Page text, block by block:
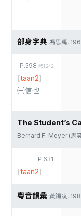
部身字典 馮思禹,
P.398 #51242
[taan2]
㈠信也
The Student’s
Bernard F. Meyer (馬
P.631
[taan2]
粵音韻彙 黃錫凌,